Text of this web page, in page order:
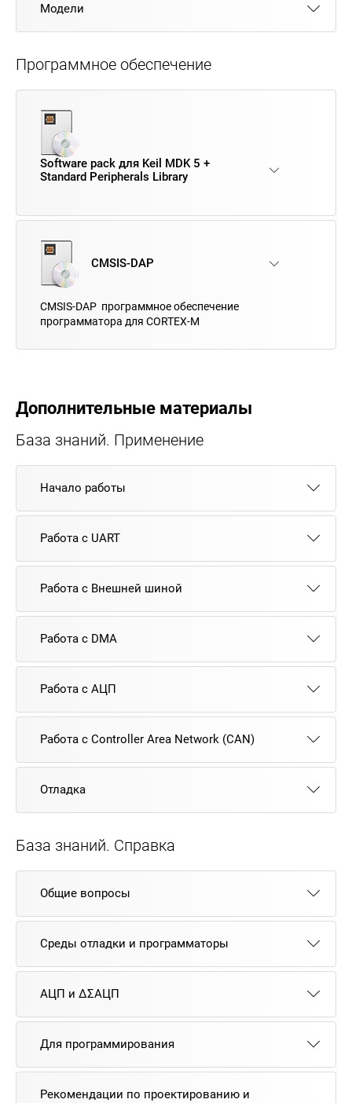
Модели
Программное обеспечение
Software pack для Keil MDK 5 +
Standard Peripherals Library
CMSIS-DAP
CMSIS-DAP программное обеспечение
программатора для CORTEX-M
Дополнительные материалы
База знаний. Применение
Начало работы
Работа с UART
Работа с Внешней шиной
Работа с DMA
Работа с АЦП
Работа с Controller Area Network (CAN)
Отладка
База знаний. Справка
Общие вопросы
Среды отладки и программаторы
АЦП и ΔΣАЦП
Для программирования
Рекомендации по проектированию и